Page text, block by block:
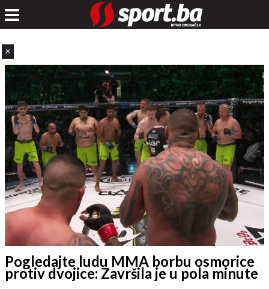
✕
Pogledajte ludu MMA borbu osmorice
protiv dvojice: Završila je u pola minute